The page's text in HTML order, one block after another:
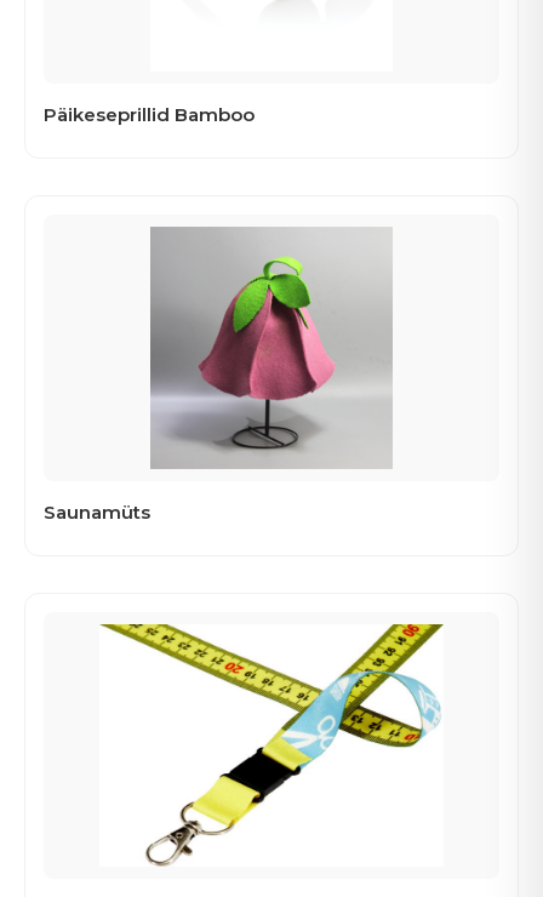
Päikeseprillid Bamboo
Saunamüts